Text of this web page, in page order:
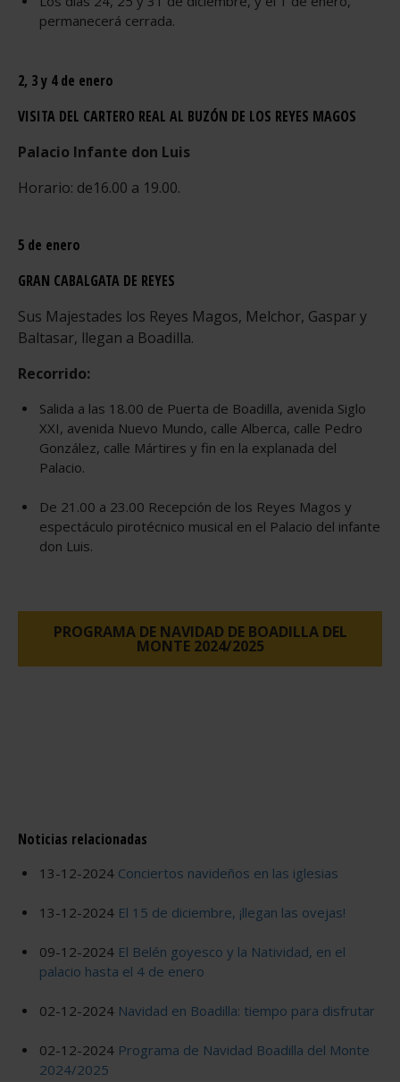
permanecerá cerrada.
2, 3 y 4 de enero
VISITA DEL CARTERO REAL AL BUZÓN DE LOS REYES MAGOS
Palacio Infante don Luis
Horario: de16.00 a 19.00.
5 de enero
GRAN CABALGATA DE REYES
Sus Majestades los Reyes Magos, Melchor, Gaspar y
Baltasar, llegan a Boadilla.
Recorrido:
Salida a las 18.00 de Puerta de Boadilla, avenida Siglo
XXI, avenida Nuevo Mundo, calle Alberca, calle Pedro
González, calle Mártires y fin en la explanada del
Palacio.
De 21.00 a 23.00 Recepción de los Reyes Magos y
espectáculo pirotécnico musical en el Palacio del infante
don Luis.
PROGRAMA DE NAVIDAD DE BOADILLA DEL
MONTE 2024/2025
Noticias relacionadas
13-12-2024 Conciertos navideños en las iglesias
13-12-2024 El 15 de diciembre, ¡llegan las ovejas!
09-12-2024 El Belén goyesco y la Natividad, en el
palacio hasta el 4 de enero
02-12-2024 Navidad en Boadilla: tiempo para disfrutar
02-12-2024 Programa de Navidad Boadilla del Monte
2024/2025